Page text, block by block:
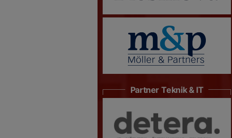
Partner Teknik & IT